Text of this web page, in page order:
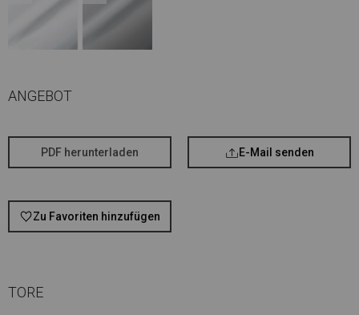
ANGEBOT
PDF herunterladen E-Mail senden
Zu Favoriten hinzufügen
TORE